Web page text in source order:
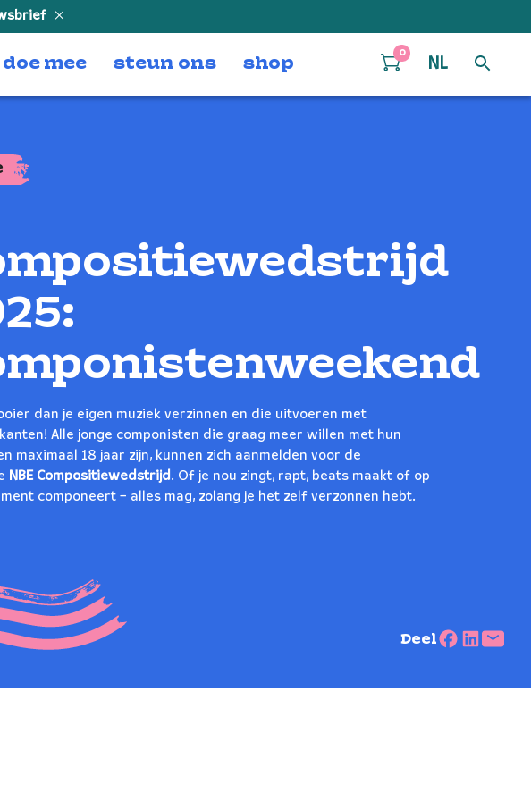
doe mee steun ons shop
0
NL
dan je eigen muziek verzinnen en die uitvoeren met
Alle jonge componisten die graag meer willen met hun
maximaal 18 jaar zijn, kunnen zich aanmelden voor de
NBE Compositiewedstrijd. Of je nou zingt, rapt, beats maakt of op
componeert – alles mag, zolang je het zelf verzonnen hebt.
Deel